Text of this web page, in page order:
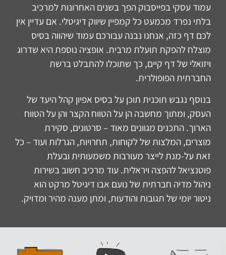
עמוד עסקי בפייסבוק הפך בשנים האחרונות למרכיב
בלתי נפרד מכמעט כל קמפיין שיווק דיגיטלי. אם עדיין אין
לכם דף כזה, אנחנו נבנה עבורכם עמוד שיהווה בסיס
מוצלח להפקת תועלת מרבית. אופציה נוספת היא שדרוג
ויזואלי של דף קיים, כך שתוכלו להתבלט ברשת
החברתית הפופולרית.
בנוסף נגבש תוכנית תוכן על בסיס אפיון קהל היעד של
העסק, ומתוך מחשבה הן על הטווח הקצר והן על הטווח
הארוך. התכנים מגוונים מאוד – סרטונים, סקירת
מוצרים, המלצות של לקוחות, תחרויות, הגרלות ועוד – כל
זאת על-מנת לייצר מעורבות משמעותית ובעלת
פוטנציאל להפצה ויראלית. עוד מרכיב חשוב בשירות
ניהול מדיה חברתית של נועם אבו דיגיטל מרקט הוא
ניטור יומי של תגובות והודעות, ומתן מענה מהיר ומדויק.